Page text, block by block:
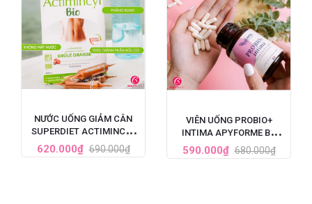
NƯỚC UỐNG GIẢM CÂN
SUPERDIET ACTIMINCYL
BIO ĐỐT MỠ ĐA TẦNG CỦA
PHÁP
620.000₫ 690.000₫
VIÊN UỐNG PROBIO+
INTIMA APYFORME BỔ
SUNG LỢI KHUẨN VÙNG KÍN
60 VIÊN CỦA PHÁP
590.000₫ 680.000₫